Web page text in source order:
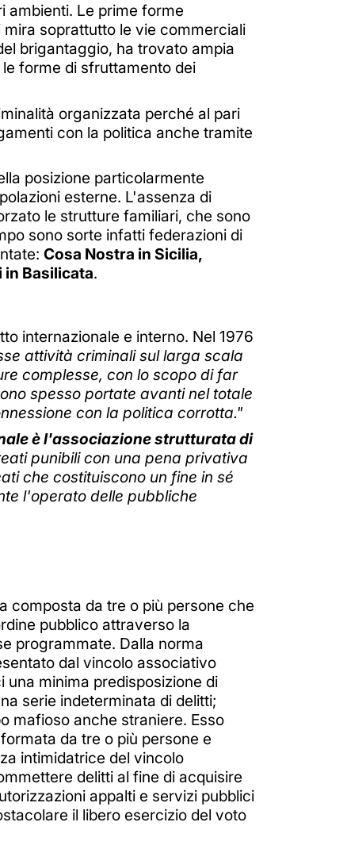
ambienti. Le prime forme
soprattutto le vie commerciali
brigantaggio, ha trovato ampia
forme di sfruttamento dei
organizzata perché al pari
con la politica anche tramite
posizione particolarmente
esterne. L'assenza di
le strutture familiari, che sono
sono sorte infatti federazioni di
Cosa Nostra in Sicilia,
in Basilicata.
internazionale e interno. Nel 1976
attività criminali sul larga scala
complesse, con lo scopo di far
spesso portate avanti nel totale
con la politica corrotta."
è l'associazione strutturata di
punibili con una pena privativa
che costituiscono un fine in sé
l'operato delle pubbliche
composta da tre o più persone che
pubblico attraverso la
programmate. Dalla norma
dal vincolo associativo
minima predisposizione di
serie indeterminata di delitti;
mafioso anche straniere. Esso
da tre o più persone e
intimidatrice del vincolo
delitti al fine di acquisire
appalti e servizi pubblici
il libero esercizio del voto